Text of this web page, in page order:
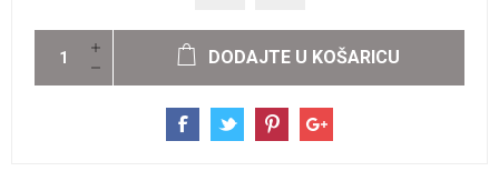
DODAJTE U KOŠARICU